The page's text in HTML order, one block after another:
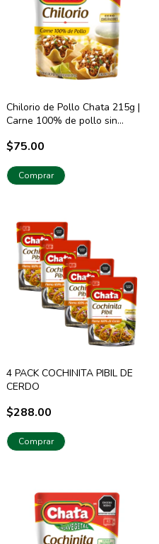
Chilorio de Pollo Chata 215g |
Carne 100% de pollo sin
$75.00
Comprar
4 PACK COCHINITA PIBIL DE
CERDO
$288.00
Comprar